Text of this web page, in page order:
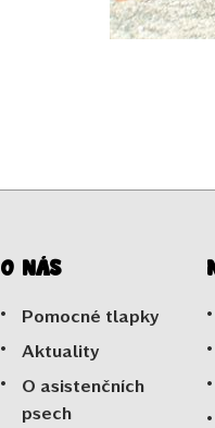
O nás
Pomocné tlapky
Aktuality
O asistenčních
psech